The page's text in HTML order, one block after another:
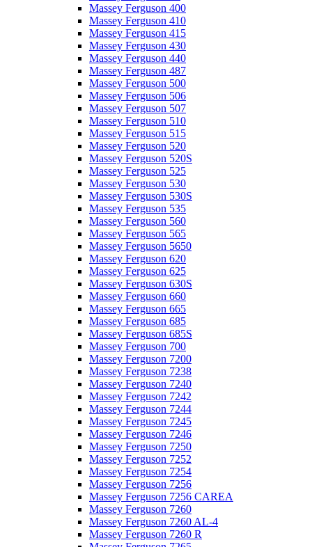
Massey Ferguson 400
Massey Ferguson 410
Massey Ferguson 415
Massey Ferguson 430
Massey Ferguson 440
Massey Ferguson 487
Massey Ferguson 500
Massey Ferguson 506
Massey Ferguson 507
Massey Ferguson 510
Massey Ferguson 515
Massey Ferguson 520
Massey Ferguson 520S
Massey Ferguson 525
Massey Ferguson 530
Massey Ferguson 530S
Massey Ferguson 535
Massey Ferguson 560
Massey Ferguson 565
Massey Ferguson 5650
Massey Ferguson 620
Massey Ferguson 625
Massey Ferguson 630S
Massey Ferguson 660
Massey Ferguson 665
Massey Ferguson 685
Massey Ferguson 685S
Massey Ferguson 700
Massey Ferguson 7200
Massey Ferguson 7238
Massey Ferguson 7240
Massey Ferguson 7242
Massey Ferguson 7244
Massey Ferguson 7245
Massey Ferguson 7246
Massey Ferguson 7250
Massey Ferguson 7252
Massey Ferguson 7254
Massey Ferguson 7256
Massey Ferguson 7256 CAREA
Massey Ferguson 7260
Massey Ferguson 7260 AL-4
Massey Ferguson 7260 R